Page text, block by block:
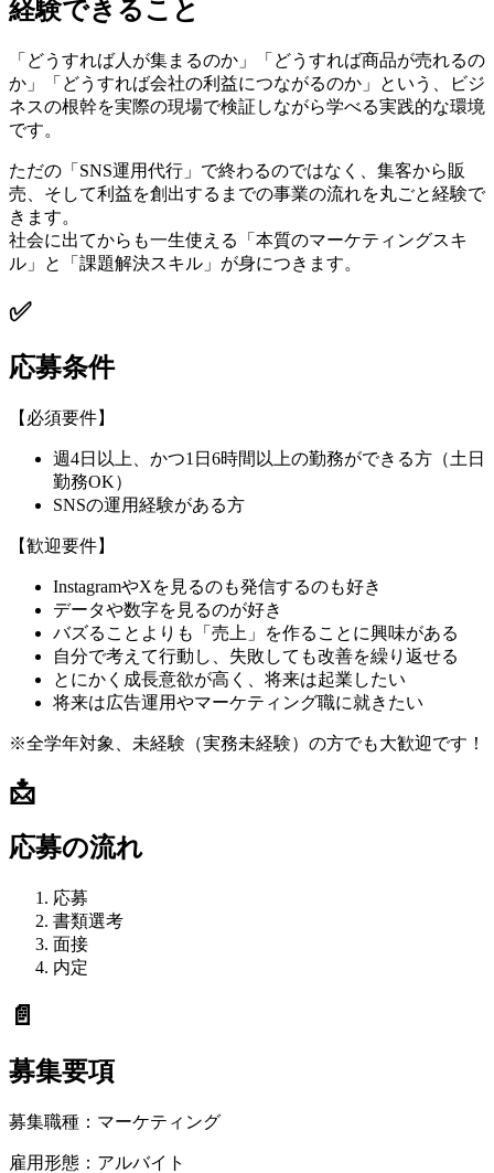
経験できること
「どうすれば人が集まるのか」「どうすれば商品が売れるの
か」「どうすれば会社の利益につながるのか」という、ビジ
ネスの根幹を実際の現場で検証しながら学べる実践的な環境
です。
ただの「SNS運用代行」で終わるのではなく、集客から販
売、そして利益を創出するまでの事業の流れを丸ごと経験で
きます。
社会に出てからも一生使える「本質のマーケティングスキ
ル」と「課題解決スキル」が身につきます。
✅
応募条件
【必須要件】
週4日以上、かつ1日6時間以上の勤務ができる方（土日
勤務OK）
SNSの運用経験がある方
【歓迎要件】
InstagramやXを見るのも発信するのも好き
データや数字を見るのが好き
バズることよりも「売上」を作ることに興味がある
自分で考えて行動し、失敗しても改善を繰り返せる
とにかく成長意欲が高く、将来は起業したい
将来は広告運用やマーケティング職に就きたい
※全学年対象、未経験（実務未経験）の方でも大歓迎です！
📩
応募の流れ
応募
書類選考
面接
内定
📄
募集要項
募集職種： マーケティング
雇用形態： アルバイト